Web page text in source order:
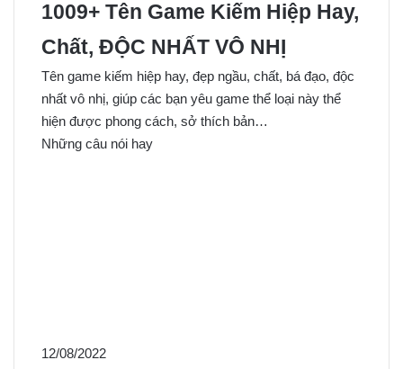
1009+ Tên Game Kiếm Hiệp Hay,
Chất, ĐỘC NHẤT VÔ NHỊ
Tên game kiếm hiệp hay, đẹp ngầu, chất, bá đạo, độc
nhất vô nhị, giúp các bạn yêu game thể loại này thể
hiện được phong cách, sở thích bản…
Những câu nói hay
12/08/2022